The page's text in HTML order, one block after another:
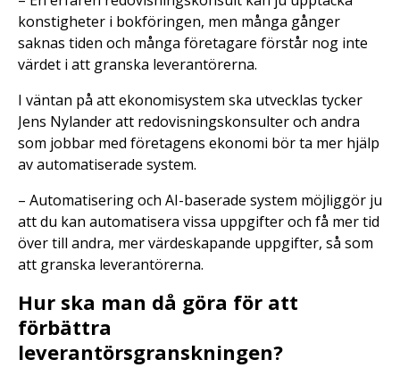
konstigheter i bokföringen, men många gånger
saknas tiden och många företagare förstår nog inte
värdet i att granska leverantörerna.
I väntan på att ekonomisystem ska utvecklas tycker
Jens Nylander att redovisningskonsulter och andra
som jobbar med företagens ekonomi bör ta mer hjälp
av automatiserade system.
– Automatisering och AI-baserade system möjliggör ju
att du kan automatisera vissa uppgifter och få mer tid
över till andra, mer värdeskapande uppgifter, så som
att granska leverantörerna.
Hur ska man då göra för att
förbättra
leverantörsgranskningen?